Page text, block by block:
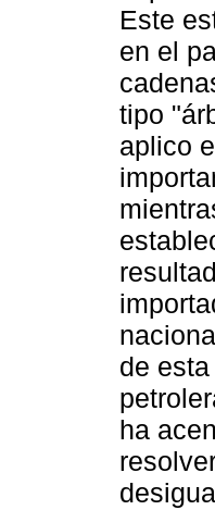
Este
en el
tipo
aplico
de
ha